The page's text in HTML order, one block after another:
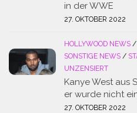
in der WWE
27. OKTOBER 2022
HOLLYWOOD NEWS /
SONSTIGE NEWS /
UNZENSIERT
Kanye West aus
er wurde nicht
27. OKTOBER 2022